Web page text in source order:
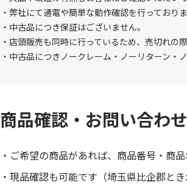
弊社にて通電や簡単な動作確認を行っておりま
中古品につき保証はございません。
店頭販売も同時に行っているため、売切れの
中古品につきノークレーム・ノーリターン・
商品確認・お問い合わせ
ご希望の商品があれば、商品番号・商
現品確認も可能です（埼玉県比企郡と